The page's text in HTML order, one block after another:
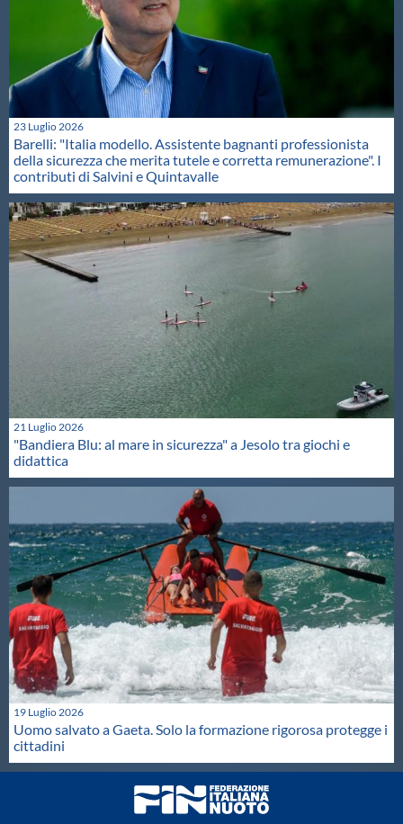
23 Luglio 2026
Barelli: "Italia modello. Assistente bagnanti professionista
della sicurezza che merita tutele e corretta remunerazione". I
contributi di Salvini e Quintavalle
21 Luglio 2026
"Bandiera Blu: al mare in sicurezza" a Jesolo tra giochi e
didattica
19 Luglio 2026
Uomo salvato a Gaeta. Solo la formazione rigorosa protegge i
cittadini